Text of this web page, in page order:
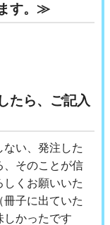
す。≫
たら、ご記入
い、発注した
、そのことが信
くお願いいた
子に出ていた
しかったです